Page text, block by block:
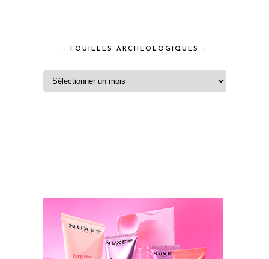
– FOUILLES ARCHEOLOGIQUES –